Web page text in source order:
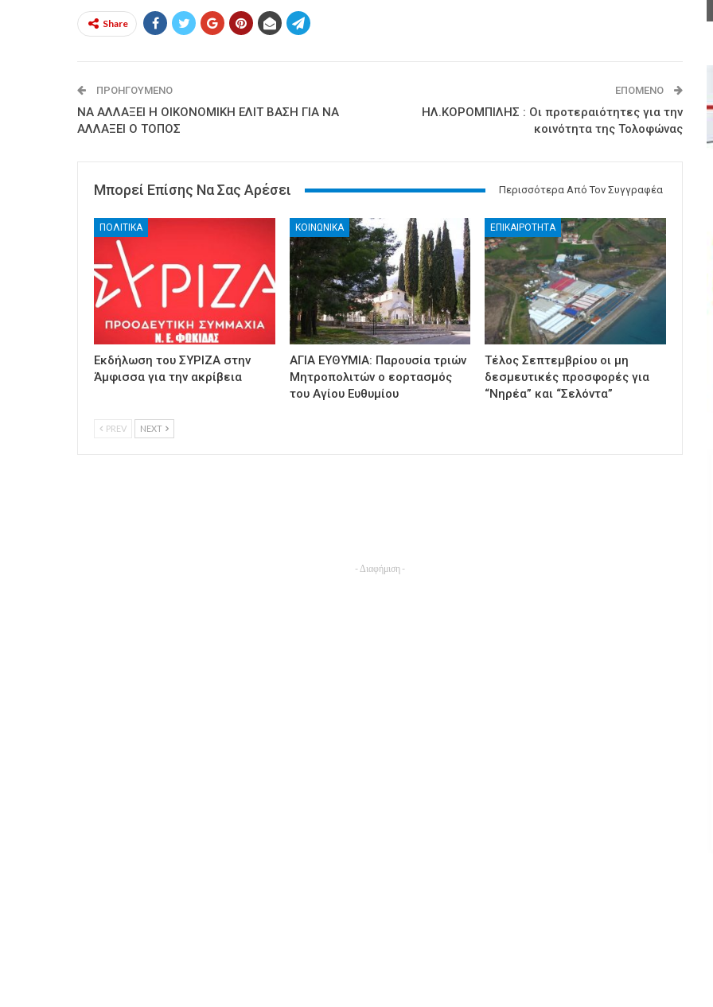
Share
ΠΡΟΗΓΟΎΜΕΝΟ
ΝΑ ΑΛΛΑΞΕΙ Η ΟΙΚΟΝΟΜΙΚΗ ΕΛΙΤ ΒΑΣΗ ΓΙΑ ΝΑ
ΑΛΛΑΞΕΙ Ο ΤΟΠΟΣ
ΕΠΌΜΕΝΟ
ΗΛ.ΚΟΡΟΜΠΙΛΗΣ : Οι προτεραιότητες για την
κοινότητα της Τολοφώνας
Μπορεί Επίσης Να Σας Αρέσει Περισσότερα Από Τον Συγγραφέα
ΠΟΛΙΤΙΚΑ
Εκδήλωση του ΣΥΡΙΖΑ στην
Άμφισσα για την ακρίβεια
ΚΟΙΝΩΝΙΚΑ
ΑΓΙΑ ΕΥΘΥΜΙΑ: Παρουσία τριών
Μητροπολιτών ο εορτασμός
του Αγίου Ευθυμίου
ΕΠΙΚΑΙΡΟΤΗΤΑ
Τέλος Σεπτεμβρίου οι μη
δεσμευτικές προσφορές για
“Νηρέα” και “Σελόντα”
PREV NEXT
- Διαφήμιση -